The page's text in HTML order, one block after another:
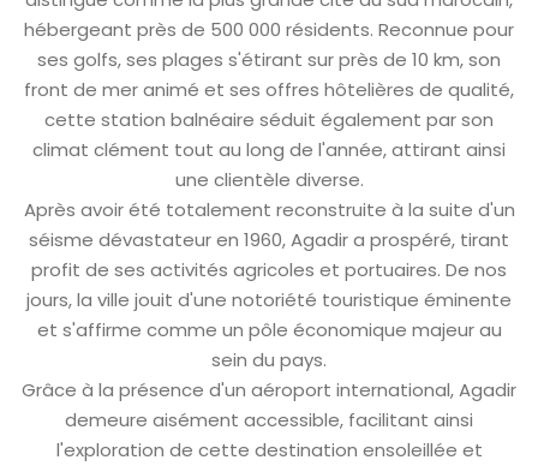
hébergeant près de 500 000 résidents. Reconnue pour
ses golfs, ses plages s'étirant sur près de 10 km, son
front de mer animé et ses offres hôtelières de qualité,
cette station balnéaire séduit également par son
climat clément tout au long de l'année, attirant ainsi
une clientèle diverse.
Après avoir été totalement reconstruite à la suite d'un
séisme dévastateur en 1960, Agadir a prospéré, tirant
profit de ses activités agricoles et portuaires. De nos
jours, la ville jouit d'une notoriété touristique éminente
et s'affirme comme un pôle économique majeur au
sein du pays.
Grâce à la présence d'un aéroport international, Agadir
demeure aisément accessible, facilitant ainsi
l'exploration de cette destination ensoleillée et